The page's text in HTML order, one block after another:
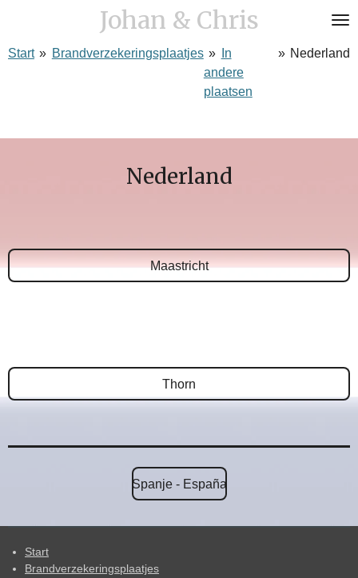
naar
Johan & Chris
Start » Brandverzekeringsplaatjes »
In
andere
plaatsen
» Nederland
Nederland
Maastricht
Thorn
Spanje - España
Start
Brandverzekeringsplaatjes